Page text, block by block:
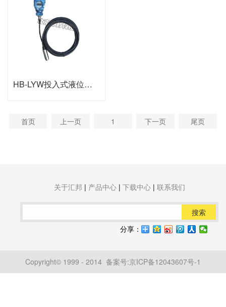
HB-LYW投入式液位变送器
首页 上一页 1 下一页 尾页
关于汇邦 | 产品中心| 下载中心| 联系我们
搜索
分享：
Copyright© 1999 - 2014 备案号:京ICP备12043607号-1